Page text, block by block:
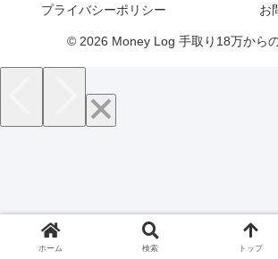
プライバシーポリシー お
© 2026 Money Log 手取り18万から
ホーム 検索 トップ